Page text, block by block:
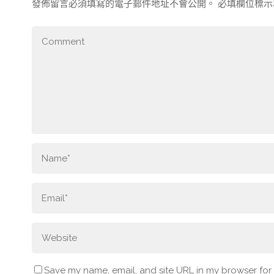
發佈留言必須填寫的電子郵件地址不會公開。 必填欄位標
Save my name, email, and site URL in my browser